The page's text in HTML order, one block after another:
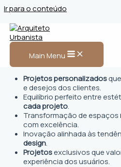
Ir para o conteúdo
Main Menu
Arquiteto
Santa Luzia do
Projetos personalizados
e desejos dos clientes.
Equilíbrio perfeito entre
cada projeto.
Transformação de espaços
com excelência.
Inovação alinhada às
design.
Projetosexclusivos que
experiência dos usuários.